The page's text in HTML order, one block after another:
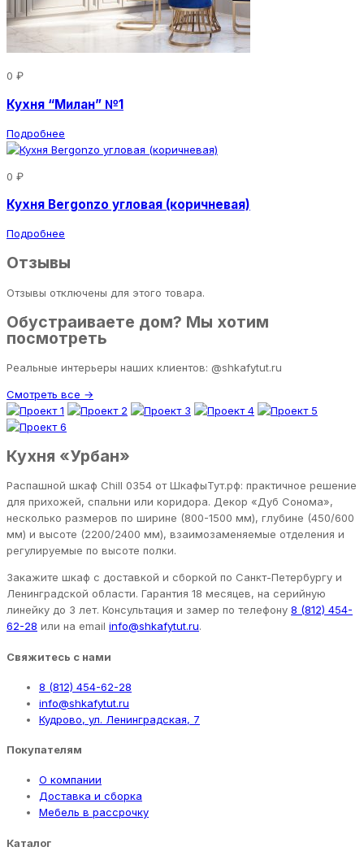
0 ₽
Кухня “Милан” №1
Подробнее
0 ₽
Кухня Bergonzo угловая (коричневая)
Подробнее
Отзывы
Отзывы отключены для этого товара.
Обустраиваете дом? Мы хотим
посмотреть
Реальные интерьеры наших клиентов: @shkafytut.ru
Смотреть все →
Кухня «Урбан»
Распашной шкаф Chill 0354 от ШкафыТут.рф: практичное решение
для прихожей, спальни или коридора. Декор «Дуб Сонома»,
несколько размеров по ширине (800-1500 мм), глубине (450/600
мм) и высоте (2200/2400 мм), взаимозаменяемые отделения и
регулируемые по высоте полки.
Закажите шкаф с доставкой и сборкой по Санкт-Петербургу и
Ленинградской области. Гарантия 18 месяцев, на серийную
линейку до 3 лет. Консультация и замер по телефону 8 (812) 454-
62-28 или на email info@shkafytut.ru.
Свяжитесь с нами
8 (812) 454-62-28
info@shkafytut.ru
Кудрово, ул. Ленинградская, 7
Покупателям
О компании
Доставка и сборка
Мебель в рассрочку
Каталог